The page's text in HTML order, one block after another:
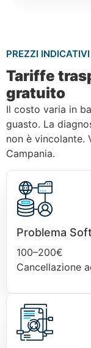
PREZZI INDICATIVI
Tariffe
gratuito
Il costo varia in
guasto. La
non è vincolante.
Campania.
Problema
100–200€
Cancellazione